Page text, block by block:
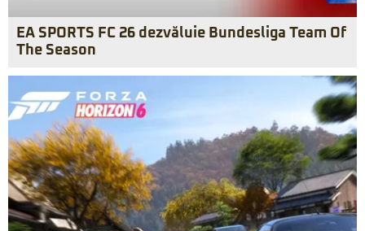
EA SPORTS FC 26 dezvăluie Bundesliga Team Of
The Season